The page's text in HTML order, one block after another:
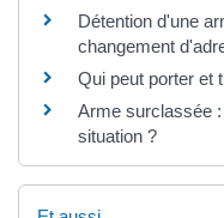
Détention d'une
changement
Qui peut porter et
Arme surclassée
situation ?